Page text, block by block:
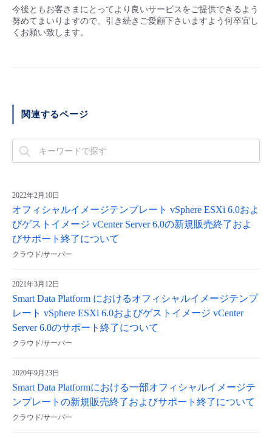
今後ともお客さまにとってより良いサービスをご提供できるよう
努めてまいりますので、引き続きご愛顧下さいますよう何卒宜し
くお願い致します。
関連するページ
2022年2月10日
オフィシャルイメージテンプレート vSphere ESXi 6.0およ
びゲストイメージ vCenter Server 6.0の新規販売終了およ
びサポート終了について
クラウド/サーバー
2021年3月12日
Smart Data Platform におけるオフィシャルイメージテンプ
レート vSphere ESXi 6.0およびゲストイメージ vCenter
Server 6.0のサポート終了について
クラウド/サーバー
2020年9月23日
Smart Data Platformにおける一部オフィシャルイメージテ
ンプレートの新規販売終了およびサポート終了について
クラウド/サーバー